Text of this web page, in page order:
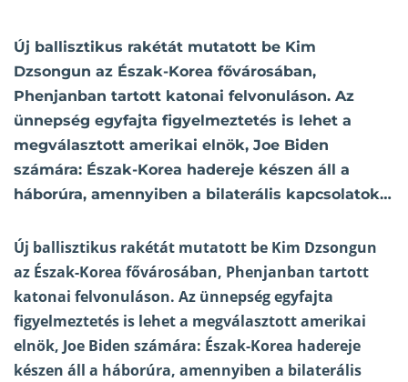
Új ballisztikus rakétát mutatott be Kim
Dzsongun az Észak-Korea fővárosában,
Phenjanban tartott katonai felvonuláson. Az
ünnepség egyfajta figyelmeztetés is lehet a
megválasztott amerikai elnök, Joe Biden
számára: Észak-Korea hadereje készen áll a
háborúra, amennyiben a bilaterális kapcsolatok…
Új ballisztikus rakétát mutatott be Kim Dzsongun
az Észak-Korea fővárosában, Phenjanban tartott
katonai felvonuláson. Az ünnepség egyfajta
figyelmeztetés is lehet a megválasztott amerikai
elnök, Joe Biden számára: Észak-Korea hadereje
készen áll a háborúra, amennyiben a bilaterális